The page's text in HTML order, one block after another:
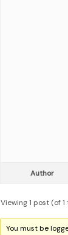
Author
Viewing 1 post (of
You must be